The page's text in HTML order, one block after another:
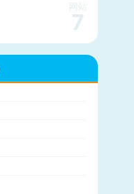
网站
7